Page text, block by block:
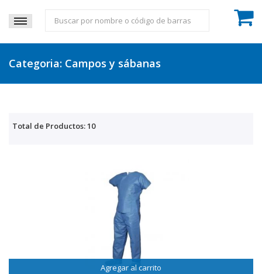
Categoria: Campos y sábanas
Total de Productos: 10
Agregar al carrito